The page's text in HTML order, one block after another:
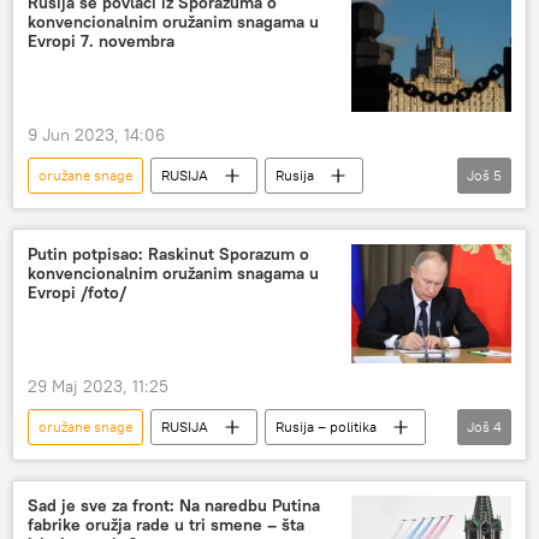
konvencionalnim oružanim snagama u
Evropi 7. novembra
9 Jun 2023, 14:06
oružane snage RUSIJA
Rusija
Rusija – vojska i naoružanje
sporazum
konvencionalno naoružanje
raskid sporazuma
Još 5
Putin potpisao: Raskinut Sporazum o
konvencionalnim oružanim snagama u
Evropi /foto/
29 Maj 2023, 11:25
oružane snage RUSIJA
Rusija – politika
Vladimir Putin
sporazum
raskid
raskid sporazuma
Još 4
Sad je sve za front: Na naredbu Putina
fabrike oružja rade u tri smene – šta